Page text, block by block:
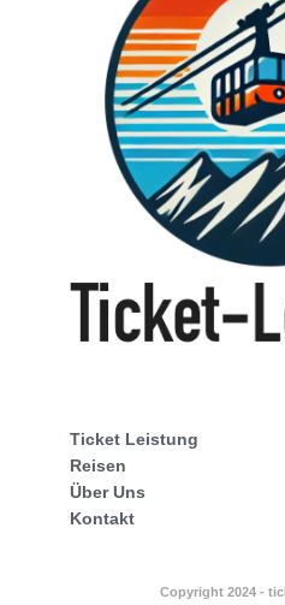
Ticket Leistung
Reisen
Über Uns
Kontakt
Copyright 2024 -